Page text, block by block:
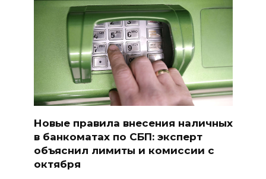
Новые правила внесения наличных
в банкоматах по СБП: эксперт
объяснил лимиты и комиссии с
октября